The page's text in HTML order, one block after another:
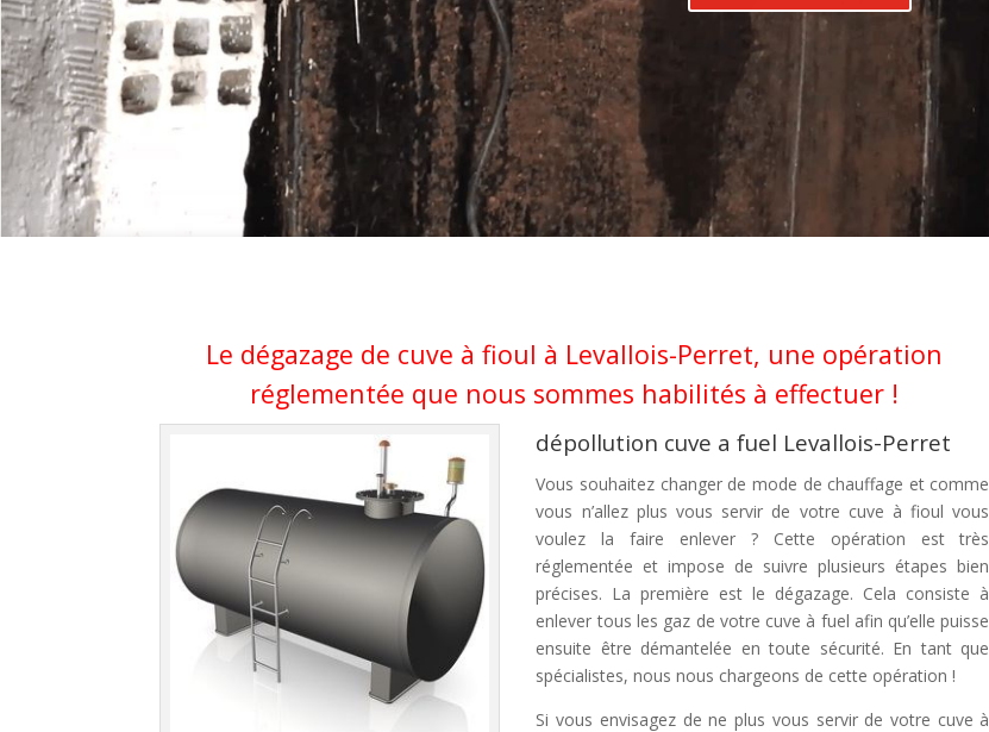
Le dégazage de cuve à fioul à Levallois-Perret, une opération
réglementée que nous sommes habilités à effectuer !
dépollution cuve a fuel Levallois-Perret
Vous souhaitez changer de mode de chauffage et comme
vous n’allez plus vous servir de votre cuve à fioul vous
voulez la faire enlever ? Cette opération est très
réglementée et impose de suivre plusieurs étapes bien
précises. La première est le dégazage. Cela consiste à
enlever tous les gaz de votre cuve à fuel afin qu’elle puisse
ensuite être démantelée en toute sécurité. En tant que
spécialistes, nous nous chargeons de cette opération !
Si vous envisagez de ne plus vous servir de votre cuve à